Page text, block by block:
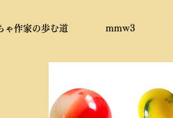
ゃ作家の歩む道 mmw3